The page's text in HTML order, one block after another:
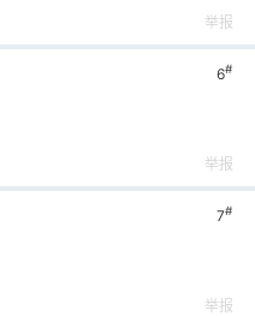
举报
6#
举报
7#
举报